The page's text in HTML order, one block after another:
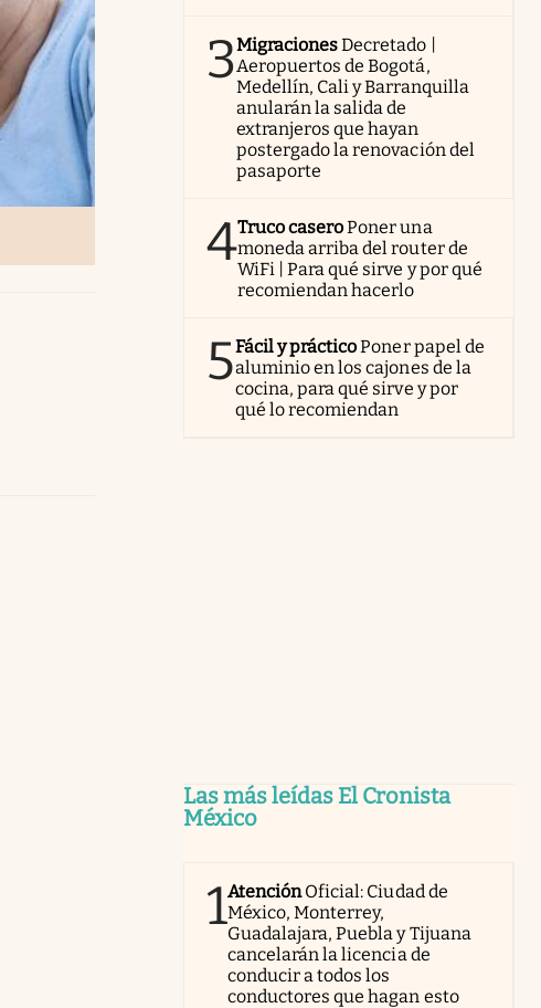
3MigracionesDecretado |
Aeropuertos de Bogotá,
Medellín, Cali y Barranquilla
anularán la salida de
extranjeros que hayan
postergado la renovación del
pasaporte
4Truco caseroPoner una
moneda arriba del router de
WiFi | Para qué sirve y por qué
recomiendan hacerlo
5Fácil y prácticoPoner papel de
aluminio en los cajones de la
cocina, para qué sirve y por
qué lo recomiendan
Las más leídas El Cronista
México
1AtenciónOficial: Ciudad de
México, Monterrey,
Guadalajara, Puebla y Tijuana
cancelarán la licencia de
conducir a todos los
conductores que hagan esto